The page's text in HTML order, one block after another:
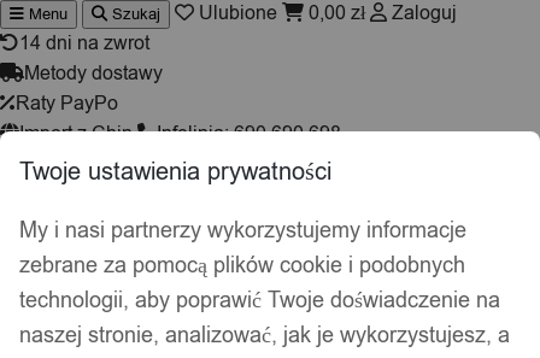
Wyszukiwarka
produktów
Menu Szukaj Ulubione 0,00 zł
Zaloguj
14 dni na zwrot
Metody dostawy
Raty PayPo
Import z Chin
Infolinia: 690 690 698
Wyszukiwarka
produktów
Hej, zaloguj się! Ulubione 0,00 zł
Twoje ustawienia prywatności
My i nasi partnerzy wykorzystujemy informacje
zebrane za pomocą plików cookie i podobnych
technologii, aby poprawić Twoje doświadczenie na
naszej stronie, analizować, jak je wykorzystujesz, a